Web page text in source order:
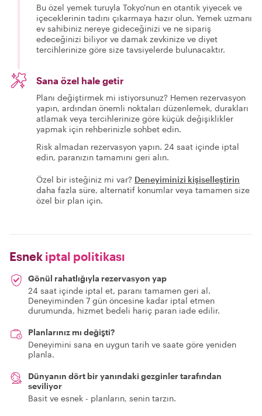
Bu özel yemek turuyla Tokyo'nun en otantik yiyecek ve
içeceklerinin tadını çıkarmaya hazır olun. Yemek uzmanı
ev sahibiniz nereye gideceğinizi ve ne sipariş
edeceğinizi biliyor ve damak zevkinize ve diyet
tercihlerinize göre size tavsiyelerde bulunacaktır.
Sana özel hale getir
Planı değiştirmek mi istiyorsunuz? Hemen rezervasyon
yapın, ardından önemli noktaları düzenlemek, durakları
atlamak veya tercihlerinize göre küçük değişiklikler
yapmak için rehberinizle sohbet edin.
Risk almadan rezervasyon yapın. 24 saat içinde iptal
edin, paranızın tamamını geri alın.
Özel bir isteğiniz mi var? Deneyiminizi kişiselleştirin
daha fazla süre, alternatif konumlar veya tamamen size
özel bir plan için.
Esnek iptal politikası
Gönül rahatlığıyla rezervasyon yap
24 saat içinde iptal et, paranı tamamen geri al.
Deneyiminden 7 gün öncesine kadar iptal etmen
durumunda, hizmet bedeli hariç paran iade edilir.
Planlarınız mı değişti?
Deneyimini sana en uygun tarih ve saate göre yeniden
planla.
Dünyanın dört bir yanındaki gezginler tarafından
seviliyor
Basit ve esnek - planların, senin tarzın.